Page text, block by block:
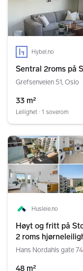
Hybel.no
Sentral 2roms på
Grefsenveien 51, Oslo
33 m²
Leilighet ∙ 1 soverom
Husleie.no
Høyt og fritt på
2 roms
Hans Nordahls gate
48 m²